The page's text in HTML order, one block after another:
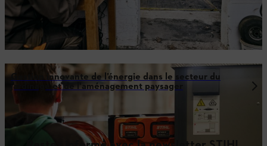
Gestion innovante de l’énergie dans le secteur du
jardinage et de l'aménagement paysager